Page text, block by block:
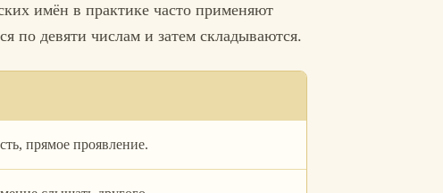
имён в практике часто применяют
по девяти числам и затем складываются.
прямое проявление.